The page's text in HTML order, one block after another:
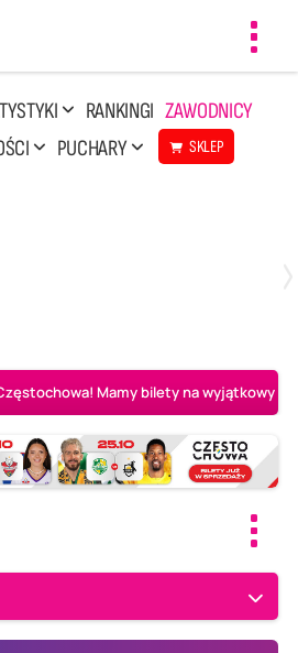
RANKINGI ZAWODNICY
PUCHARY SKLEP
Mamy bilety na wyjątkowy